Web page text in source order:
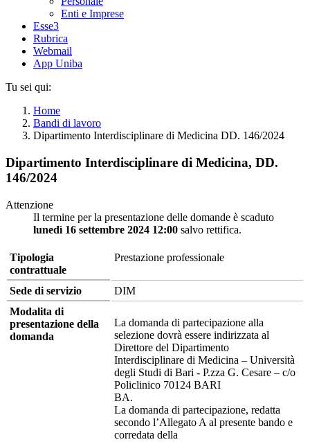
Enti e Imprese
Esse3
Rubrica
Webmail
App Uniba
Tu sei qui:
Home
Bandi di lavoro
Dipartimento Interdisciplinare di Medicina DD. 146/2024
Dipartimento Interdisciplinare di Medicina, DD.
146/2024
Attenzione
Il termine per la presentazione delle domande è scaduto
lunedì 16 settembre 2024 12:00 salvo rettifica.
Tipologia
contrattuale
Prestazione professionale
Sede di servizio
DIM
Modalita di
presentazione della
domanda
La domanda di partecipazione alla
selezione dovrà essere indirizzata al
Direttore del Dipartimento
Interdisciplinare di Medicina – Università
degli Studi di Bari - P.zza G. Cesare – c/o
Policlinico 70124 BARI
BA.
La domanda di partecipazione, redatta
secondo l’Allegato A al presente bando e
corredata della